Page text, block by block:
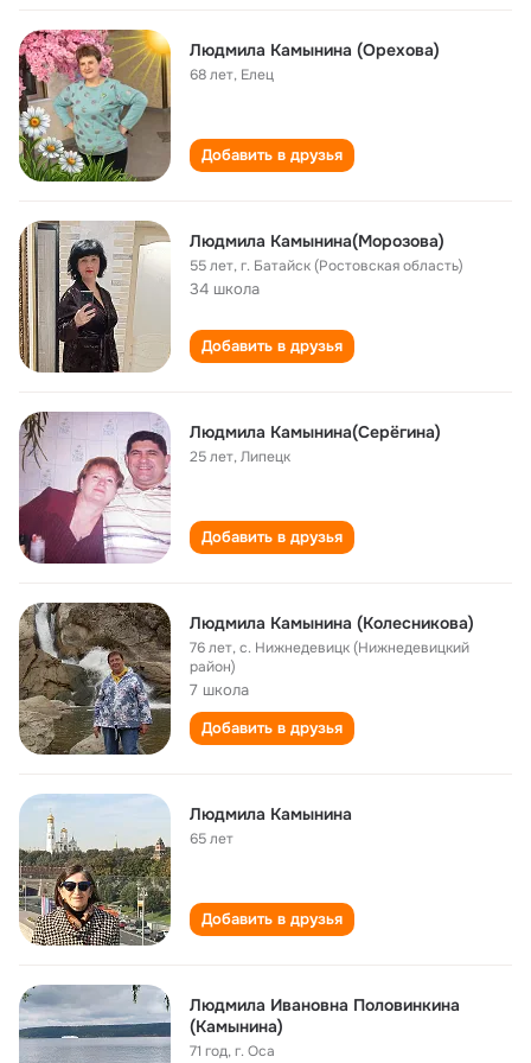
Людмила Камынина (Орехова)
68 лет, Елец
Добавить в друзья
Людмила Камынина(Морозова)
55 лет,г. Батайск (Ростовская область)
34 школа
Добавить в друзья
Людмила Камынина(Серёгина)
25 лет,Липецк
Добавить в друзья
Людмила Камынина (Колесникова)
76 лет,с. Нижнедевицк (Нижнедевицкий
район)
7 школа
Добавить в друзья
Людмила Камынина
65 лет
Добавить в друзья
Людмила Ивановна Половинкина
(Камынина)
71 год,г. Оса